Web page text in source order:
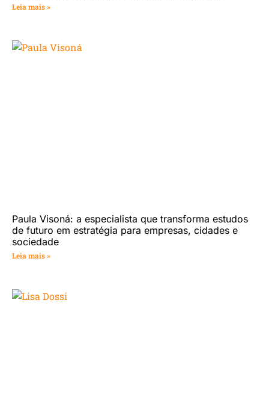
Leia mais »
Paula Visoná: a especialista que transforma estudos
de futuro em estratégia para empresas, cidades e
sociedade
Leia mais »